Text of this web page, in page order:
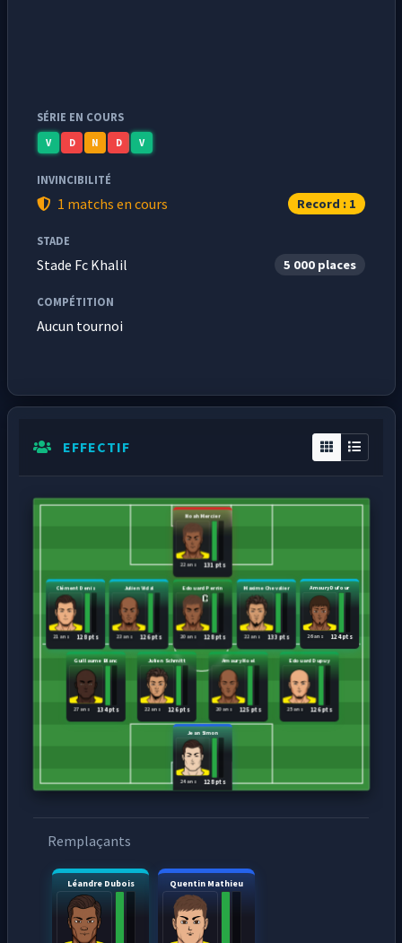
SÉRIE EN COURS
V D N D V
INVINCIBILITÉ
1 matchs en cours Record : 1
STADE
Stade Fc Khalil 5 000 places
COMPÉTITION
Aucun tournoi
EFFECTIF
Jean Simon
128 pts
24 ans
Guillaume Blanc
134 pts
27 ans
Julien Schmitt
126 pts
22 ans
Amaury Noel
125 pts
20 ans
Edouard Dupuy
126 pts
25 ans
Clément Denis
128 pts
21 ans
Julien Vidal
126 pts
23 ans
Edouard Perrin
128 pts
20 ans
Maxime Chevalier
133 pts
22 ans
Amaury Dufour
124 pts
26 ans
Noah Mercier
131 pts
22 ans
Remplaçants
Léandre Dubois Quentin Mathieu